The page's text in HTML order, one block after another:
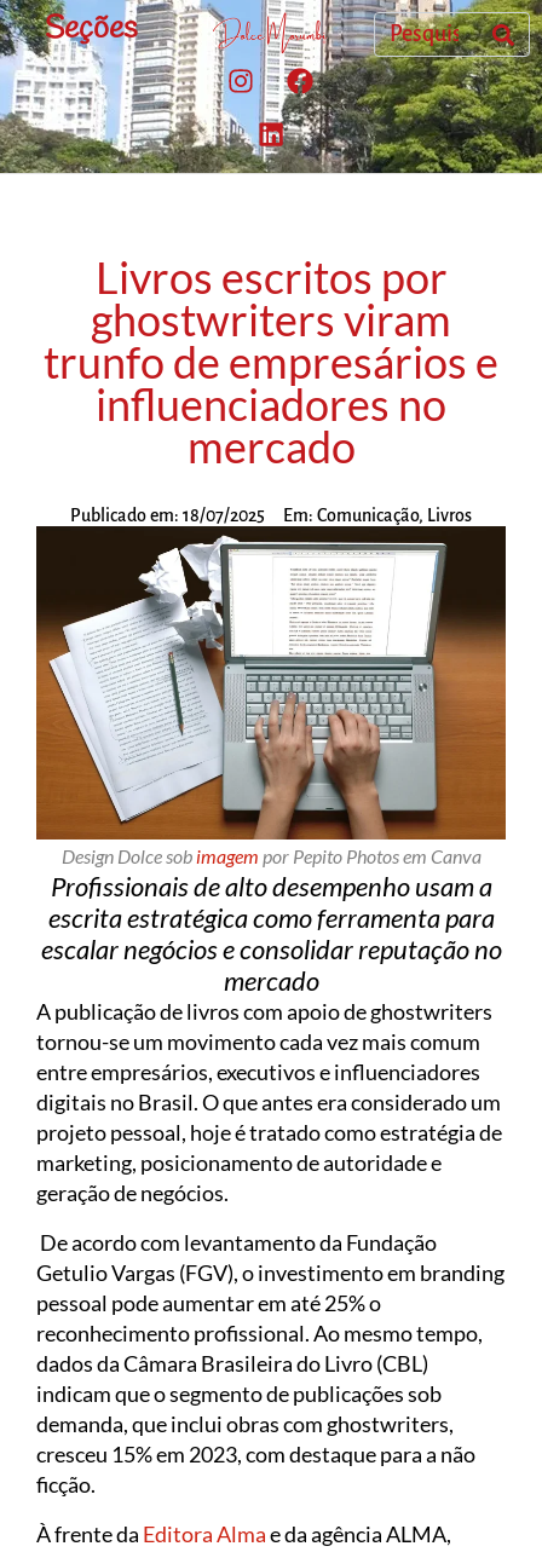
Seções
Livros escritos por
ghostwriters viram
trunfo de empresários e
influenciadores no
mercado
Publicado em: 18/07/2025 Em: Comunicação, Livros
Design Dolce sob imagem por Pepito Photos em Canva
Profissionais de alto desempenho usam a
escrita estratégica como ferramenta para
escalar negócios e consolidar reputação no
mercado
A publicação de livros com apoio de ghostwriters
tornou-se um movimento cada vez mais comum
entre empresários, executivos e influenciadores
digitais no Brasil. O que antes era considerado um
projeto pessoal, hoje é tratado como estratégia de
marketing, posicionamento de autoridade e
geração de negócios.
De acordo com levantamento da Fundação
Getulio Vargas (FGV), o investimento em branding
pessoal pode aumentar em até 25% o
reconhecimento profissional. Ao mesmo tempo,
dados da Câmara Brasileira do Livro (CBL)
indicam que o segmento de publicações sob
demanda, que inclui obras com ghostwriters,
cresceu 15% em 2023, com destaque para a não
ficção.
À frente da Editora Almae da agência ALMA,